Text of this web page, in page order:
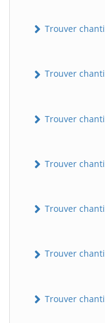
Trouver
Trouver
Trouver
Trouver
Trouver
Trouver
Trouver